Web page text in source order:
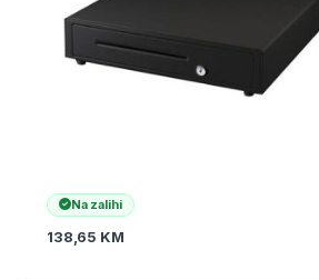
Na zalihi
138,65 KM